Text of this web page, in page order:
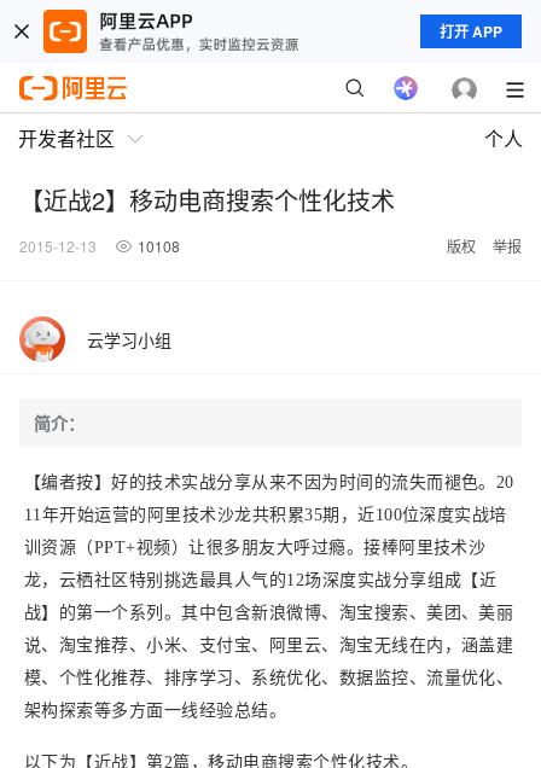
打开 APP
开发者社区 个人
【近战2】移动电商搜索个性化技术
2015-12-13 10108 版权 举报
云学习小组
简介：
【编者按】好的技术实战分享从来不因为时间的流失而褪色。20
11年开始运营的阿里技术沙龙共积累35期，近100位深度实战培
训资源（PPT+视频）让很多朋友大呼过瘾。接棒阿里技术沙
龙，云栖社区特别挑选最具人气的12场深度实战分享组成【近
战】的第一个系列。其中包含新浪微博、淘宝搜索、美团、美丽
说、淘宝推荐、小米、支付宝、阿里云、淘宝无线在内，涵盖建
模、个性化推荐、排序学习、系统优化、数据监控、流量优化、
架构探索等多方面一线经验总结。
以下为【近战】第2篇，移动电商搜索个性化技术。